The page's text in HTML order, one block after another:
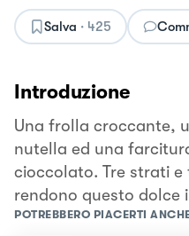
Salva · 425
Introduzione
Una frolla croccante,
nutella ed una
cioccolato. Tre strati e
rendono questo dolce
POTREBBERO PIACERTI